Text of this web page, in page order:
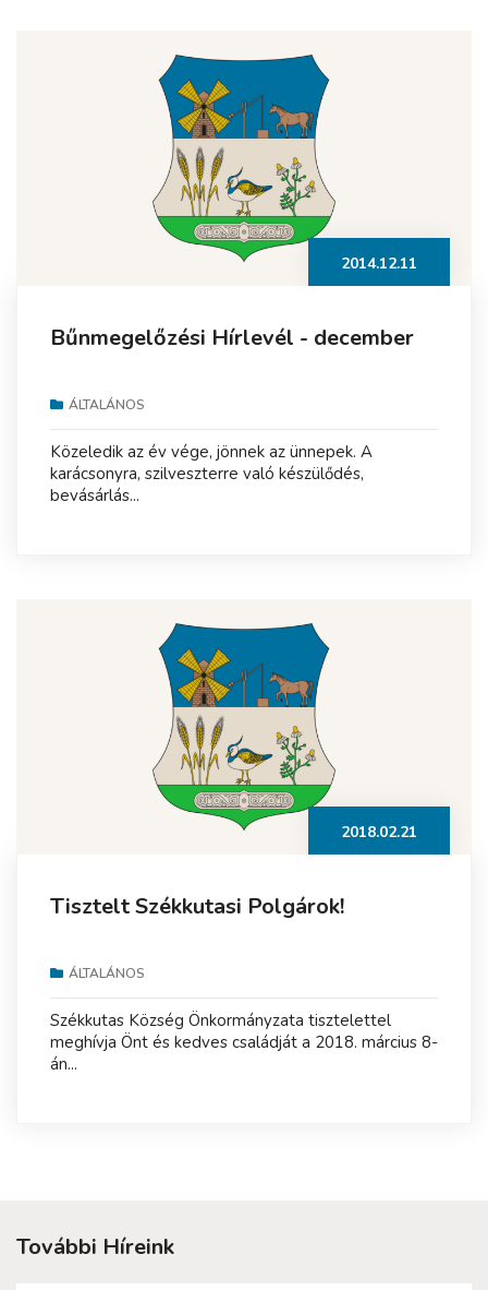
2014.12.11
Bűnmegelőzési Hírlevél - december
ÁLTALÁNOS
Közeledik az év vége, jönnek az ünnepek. A
karácsonyra, szilveszterre való készülődés,
bevásárlás...
2018.02.21
Tisztelt Székkutasi Polgárok!
ÁLTALÁNOS
Székkutas Község Önkormányzata tisztelettel
meghívja Önt és kedves családját a 2018. március 8-
án...
További Híreink